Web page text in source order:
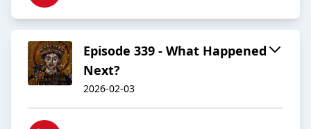
Episode 339 - What Happened
Next?
2026-02-03